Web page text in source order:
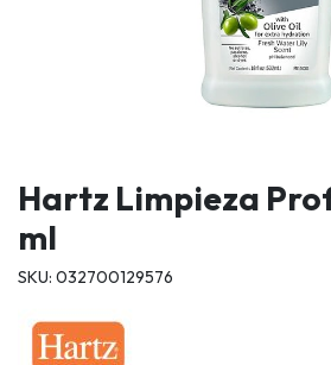
Hartz Limpieza
ml
SKU: 032700129576